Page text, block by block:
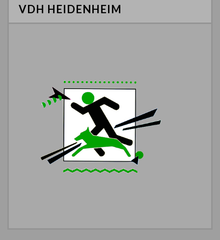
VDH HEIDENHEIM